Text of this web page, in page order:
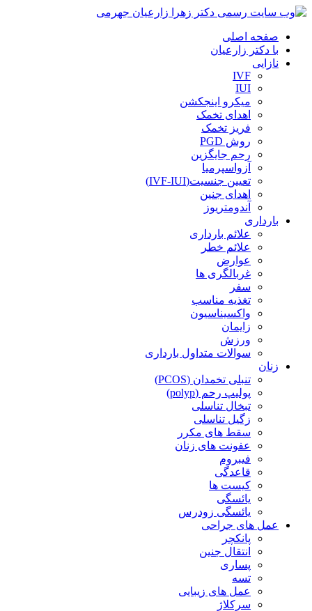
صفحه اصلی
با دکتر زارعیان
نازایی
IVF
IUI
میکرو اینجکشن
اهدای تخمک
فریز تخمک
روش PGD
رحم جایگزین
آزواسپرمیا
تعیین جنسیت(IVF-IUI)
اهدای جنین
آندومتریوز
بارداری
علائم بارداری
علائم خطر
عوارض
غربالگری ها
سفر
تغذیه مناسب
واکسیناسیون
زایمان
ورزش
سوالات متداول بارداری
زنان
تنبلی تخمدان (PCOS)
پولیپ رحم (polyp)
تبخال تناسلی
زگیل تناسلی
سقط های مکرر
عفونت های زنان
فیبروم
قاعدگی
کیست ها
یائسگی
یائسگی زودرس
عمل های جراحی
پانکچر
انتقال جنین
پساری
تسه
عمل های زیبایی
سرکلاژ